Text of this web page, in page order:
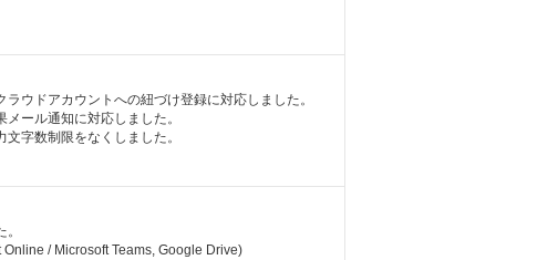
ウドアカウントへの紐づけ登録に対応しました。
ール通知に対応しました。
字数制限をなくしました。
/ Microsoft Teams, Google Drive)